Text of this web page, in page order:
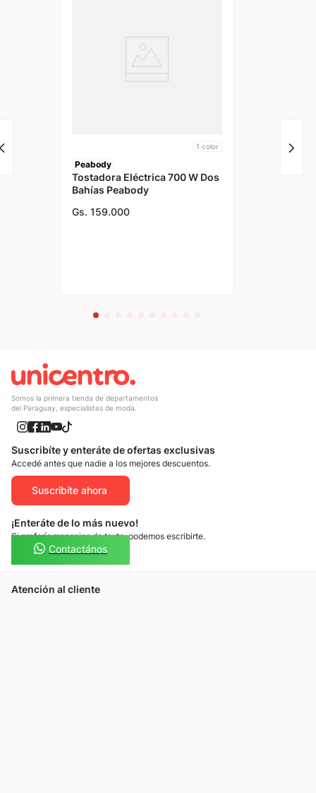
1 color
Peabody
Tostadora Eléctrica 700 W Dos
Bahías Peabody
Gs. 159.000
Somos la primera tienda de departamentos
del Paraguay, especialistas de moda.
Suscribíte y enteráte de ofertas exclusivas
Accedé antes que nadie a los mejores descuentos.
Suscribíte ahora
¡Enteráte de lo más nuevo!
Si preferís mensajes de texto, podemos escribirte.
Contactános
Atención al cliente